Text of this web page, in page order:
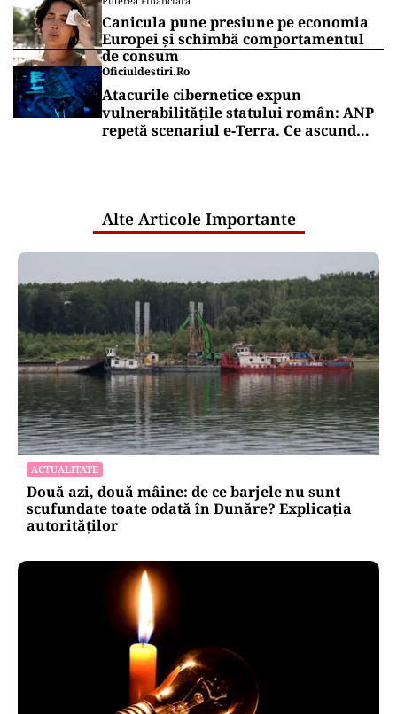
Canicula pune presiune pe economia
Europei și schimbă comportamentul
de consum
Oficiuldestiri.ro
Atacurile cibernetice expun
vulnerabilitățile statului român: ANP
repetă scenariul e‑Terra. Ce ascund
Alte Articole Importante
ACTUALITATE
Două azi, două mâine: de ce barjele nu sunt
scufundate toate odată în Dunăre? Explicația
autorităților